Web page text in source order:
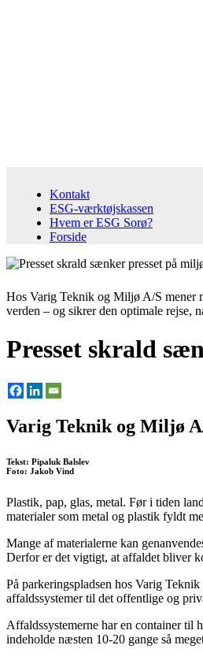
Kontakt
ESG-værktøjskassen
Hvem er ESG Sorø?
Forside
Hos Varig Teknik og Miljø A/S mener
verden – og sikrer den optimale rejse,
Presset skrald
Varig Teknik og Miljø
Tekst: Pipaluk Balslev
Foto: Jakob Vind
Plastik, pap, glas, metal. Før i tiden
materialer som metal og plastik fyldt
Mange af materialerne kan
Derfor er det vigtigt, at affaldet bliver
På parkeringspladsen hos Varig
affaldssystemer til det offentlige og
Affaldssystemerne har en container til
indeholde næsten 10-20 gange så